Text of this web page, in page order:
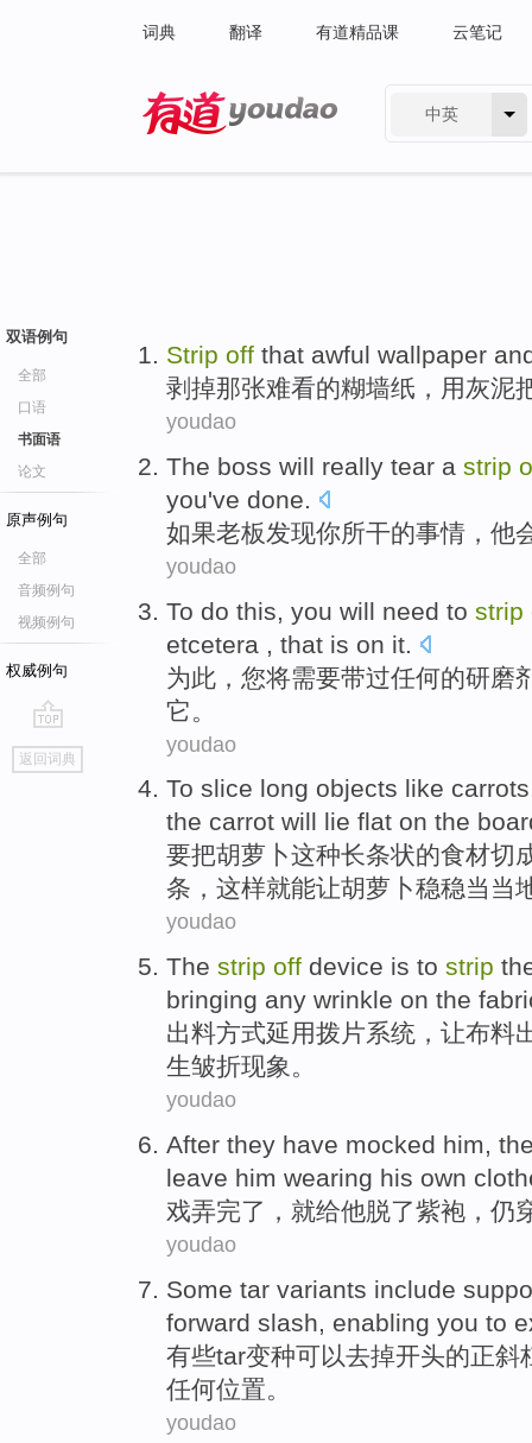
词典 翻译 有道精品课 云笔记
中英
双语例句
全部
口语
书面语
论文
原声例句
全部
音频例句
视频例句
权威例句
go
top
返回词典
Strip off that awful wallpaper
剥掉那张难看的糊墙纸 ， 用灰泥
youdao
The boss will really tear a strip
you've done.
如果老板发现你所干的事情 ， 他
youdao
To do this you will need to strip
etcetera
that is on it
为此 ， 您将需要带过任何的研磨
它 。
youdao
To slice long objects like carrots
the carrot will lie flat on the
要把胡萝卜这种长条状的食材切
条， 这样就能让胡萝卜稳稳当当
youdao
The strip off device is to strip
bringing any wrinkle on the
出料方式延用拨片系统，让布料
生皱折现象。
youdao
After they have mocked him,
leave him wearing his own
戏弄完了 ， 就给他脱了紫袍 ，仍
youdao
Some tar variants include
forward slash, enabling you to
有些tar变种可以去掉开头的正斜
任何位置。
youdao